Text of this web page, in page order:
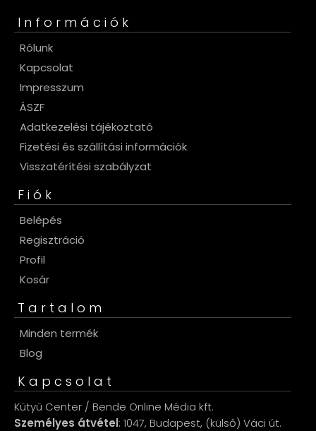
Információk
Rólunk
Kapcsolat
Impresszum
ÁSZF
Adatkezelési tájékoztató
Fizetési és szállítási információk
Visszatérítési szabályzat
Fiók
Belépés
Regisztráció
Profil
Kosár
Tartalom
Minden termék
Blog
Kapcsolat
Kütyü Center / Bende Online Média kft.
Személyes átvétel: 1047, Budapest, (külső) Váci út.